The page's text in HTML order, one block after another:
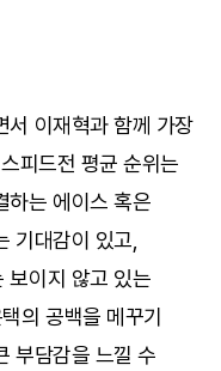
서 이재혁과 함께 가장
피드전 평균 순위는
하는 에이스 혹은
기대감이 있고,
보이지 않고 있는
의 공백을 메꾸기
부담감을 느낄 수